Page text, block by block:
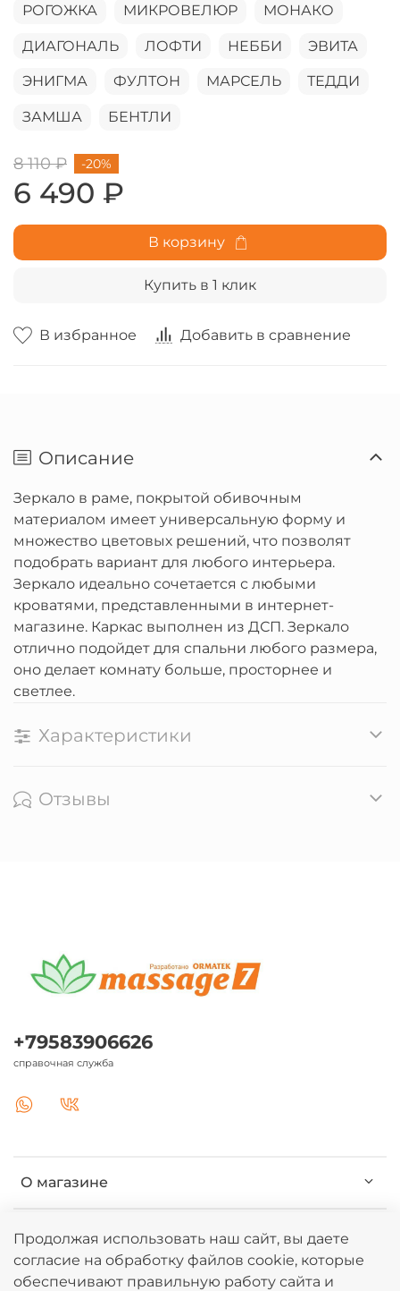
В избранное Добавить в сравнение
РОГОЖКА МИКРОВЕЛЮР МОНАКО
ДИАГОНАЛЬ ЛОФТИ НЕББИ ЭВИТА
ЭНИГМА ФУЛТОН МАРСЕЛЬ ТЕДДИ
ЗАМША БЕНТЛИ
8 110 ₽
6 490 ₽
-20%
В корзину
Купить в 1 клик
Описание
Зеркало в раме, покрытой обивочным
материалом имеет универсальную форму и
множество цветовых решений, что позволят
подобрать вариант для любого интерьера.
Зеркало идеально сочетается с любыми
кроватями, представленными в интернет-
магазине. Каркас выполнен из ДСП. Зеркало
отлично подойдет для спальни любого размера,
оно делает комнату больше, просторнее и
светлее.
Характеристики
Отзывы
О магазине
Клиентам
Информация
+79583906626
справочная служба
Продолжая использовать наш сайт, вы даете
согласие на обработку файлов cookie, которые
обеспечивают правильную работу сайта и